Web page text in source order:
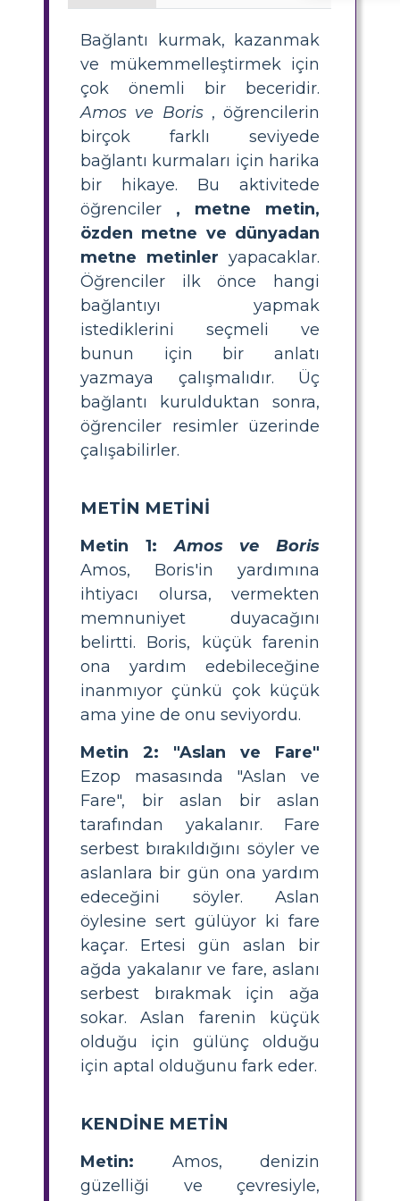
Bağlantı kurmak, kazanmak
ve mükemmelleştirmek için
çok önemli bir beceridir.
Amos ve Boris, öğrencilerin
birçok farklı seviyede
bağlantı kurmaları için harika
bir hikaye. Bu aktivitede
öğrenciler , metne metin,
özden metne ve dünyadan
metne metinler yapacaklar.
Öğrenciler ilk önce hangi
bağlantıyı yapmak
istediklerini seçmeli ve
bunun için bir anlatı
yazmaya çalışmalıdır. Üç
bağlantı kurulduktan sonra,
öğrenciler resimler üzerinde
çalışabilirler.
METİN METİNİ
Metin 1:Amos ve Boris
Amos, Boris'in yardımına
ihtiyacı olursa, vermekten
memnuniyet duyacağını
belirtti. Boris, küçük farenin
ona yardım edebileceğine
inanmıyor çünkü çok küçük
ama yine de onu seviyordu.
Metin 2: "Aslan ve Fare"
Ezop masasında "Aslan ve
Fare", bir aslan bir aslan
tarafından yakalanır. Fare
serbest bırakıldığını söyler ve
aslanlara bir gün ona yardım
edeceğini söyler. Aslan
öylesine sert gülüyor ki fare
kaçar. Ertesi gün aslan bir
ağda yakalanır ve fare, aslanı
serbest bırakmak için ağa
sokar. Aslan farenin küçük
olduğu için gülünç olduğu
için aptal olduğunu fark eder.
KENDİNE METİN
Metin: Amos, denizin
güzelliği ve çevresiyle,